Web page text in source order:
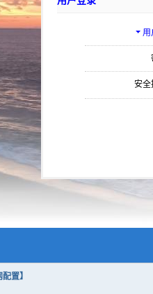
用
安全
置】